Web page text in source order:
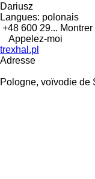
Dariusz
Langues: polonais
+48 600 29... Montrer
Appelez-moi
trexhal.pl
Adresse
Pologne, voïvodie de